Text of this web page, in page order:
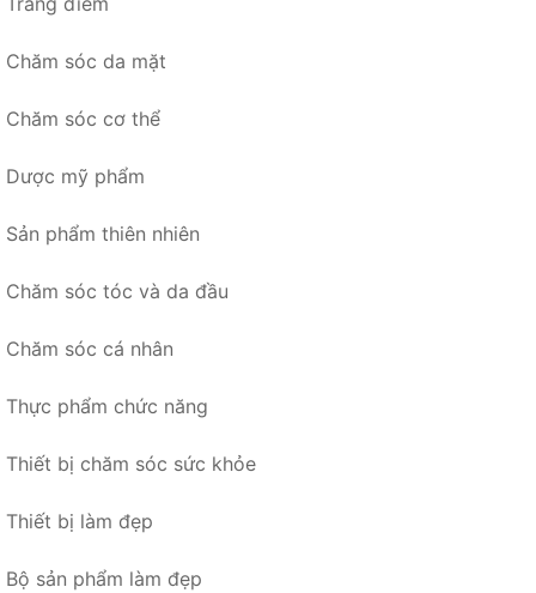
Chăm sóc da mặt
Chăm sóc cơ thể
Dược mỹ phẩm
Sản phẩm thiên nhiên
Chăm sóc tóc và da đầu
Chăm sóc cá nhân
Thực phẩm chức năng
Thiết bị chăm sóc sức khỏe
Thiết bị làm đẹp
Bộ sản phẩm làm đẹp